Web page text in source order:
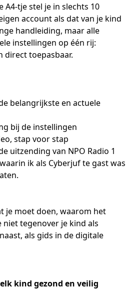
tje stel je in slechts 10
account als dat van je kind
handleiding, maar alle
instellingen op één rij:
direct toepasbaar.
belangrijkste en actuele
bij de instellingen
stap voor stap
uitzending van NPO Radio 1
ik als Cyberjuf te gast was
je moet doen, waarom het
niet tegenover je kind als
als gids in de digitale
kind gezond en veilig